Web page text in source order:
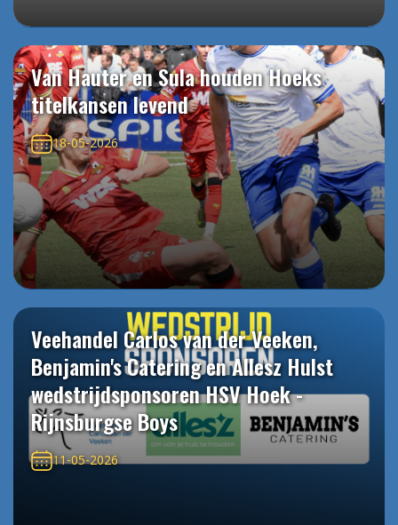
Van Hauter en Sula houden Hoeks
titelkansen levend
18-05-2026
Veehandel Carlos van der Veeken,
Benjamin's Catering en Allesz Hulst
wedstrijdsponsoren HSV Hoek -
Rijnsburgse Boys
11-05-2026